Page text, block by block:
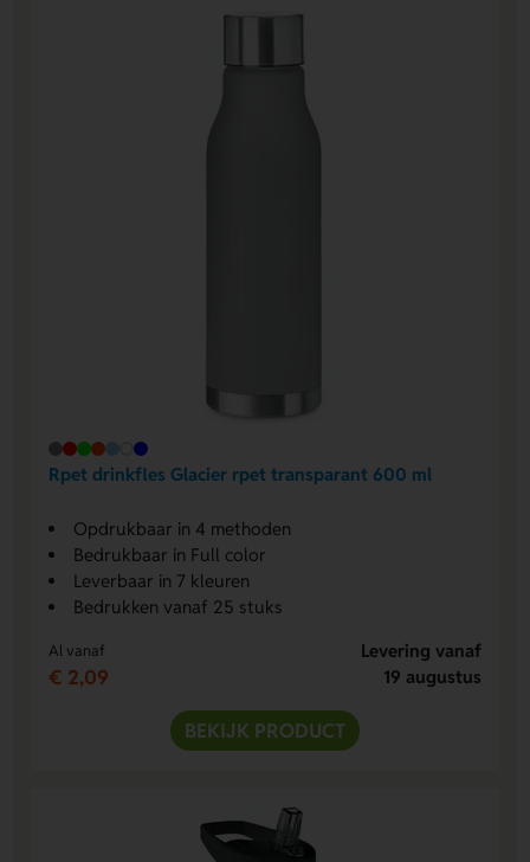
Rpet drinkfles Glacier rpet transparant 600 ml
Opdrukbaar in 4 methoden
Bedrukbaar in Full color
Leverbaar in 7 kleuren
Bedrukken vanaf 25 stuks
Al vanaf
€ 2,09
Levering vanaf
19 augustus
BEKIJK PRODUCT